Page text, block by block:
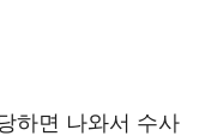
하면 나와서 수사